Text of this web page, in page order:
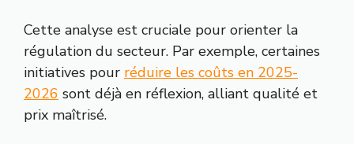
Cette analyse est cruciale pour orienter la
régulation du secteur. Par exemple, certaines
initiatives pour réduire les coûts en 2025-
2026 sont déjà en réflexion, alliant qualité et
prix maîtrisé.